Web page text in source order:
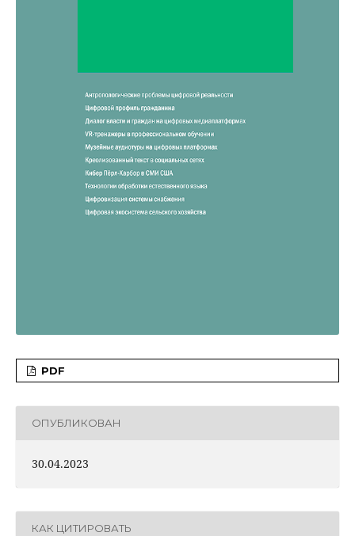
PDF
ОПУБЛИКОВАН
30.04.2023
КАК ЦИТИРОВАТЬ